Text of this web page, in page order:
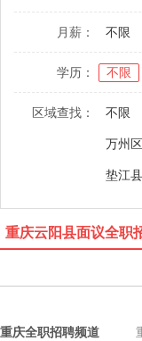
月薪： 不限
学历： 不限
区域查找： 不限
万州区
垫江县
重庆云阳县面议全职
重庆全职招聘频道